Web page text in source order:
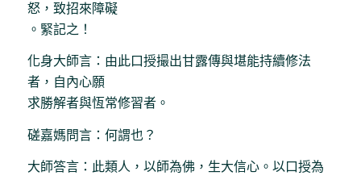
怒，致招來障礙
。緊記之！
化身大師言：由此口授撮出甘露傳與堪能持續修法
者，自內心願
求勝解者與恆常修習者。
磋嘉媽問言：何謂也？
大師答言：此類人，以師為佛，生大信心。以口授為